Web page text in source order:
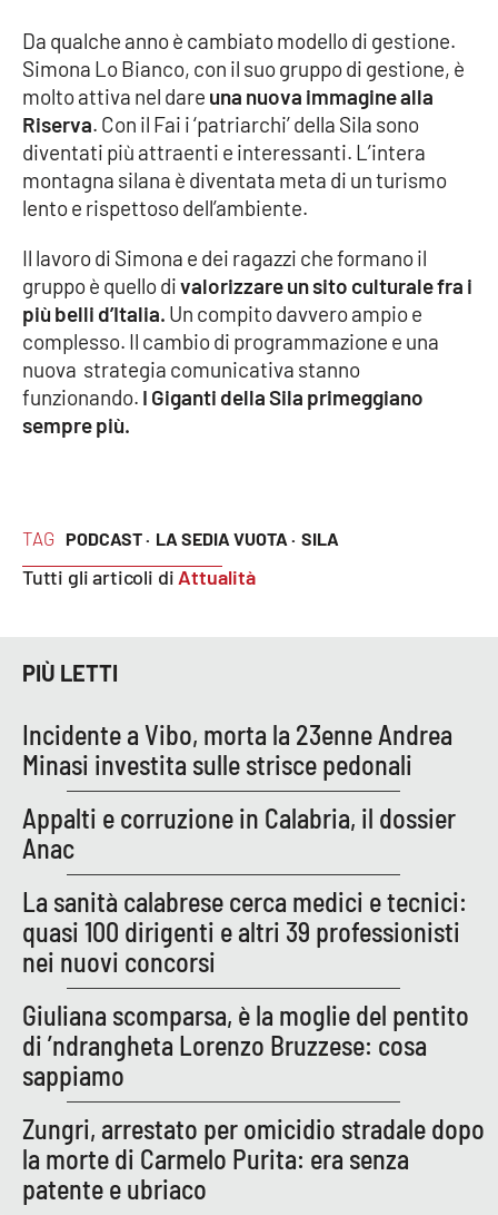
Parchi Marini Calabria
Leggendo Alvaro insieme
Imprese Di Calabria
Le perfidie di Antonella Grippo
Venti di comunicazione
STREAMING
LaC TV
LaC OnAir
Catanzaro
Crotone
Vibo Valentia
Reggio Calabria
Cosenza
Lamezia Terme
PROGETTI
SPECIALI
Buona Sanità Calabria
LA
CALABRIAVISIONE
TAG PODCAST · LA SEDIA VUOTA · SILA
Tutti gli articoli diAttualità
Da qualche anno è cambiato modello di gestione.
Simona Lo Bianco, con il suo gruppo di gestione, è
molto attiva nel dare una nuova immagine alla
Riserva. Con il Fai i ‘patriarchi’ della Sila sono
diventati più attraenti e interessanti. L’intera
montagna silana è diventata meta di un turismo
lento e rispettoso dell’ambiente.
Il lavoro di Simona e dei ragazzi che formano il
gruppo è quello divalorizzare un sito culturale fra i
più belli d’Italia. Un compito davvero ampio e
complesso. Il cambio di programmazione e una
nuova strategia comunicativa stanno
funzionando. I Giganti della Sila primeggiano
sempre più.
PIÙ LETTI
Incidente a Vibo, morta la 23enne Andrea
Minasi investita sulle strisce pedonali
Appalti e corruzione in Calabria, il dossier
Anac
La sanità calabrese cerca medici e tecnici:
quasi 100 dirigenti e altri 39 professionisti
nei nuovi concorsi
Giuliana scomparsa, è la moglie del pentito
di ’ndrangheta Lorenzo Bruzzese: cosa
sappiamo
Zungri, arrestato per omicidio stradale dopo
la morte di Carmelo Purita: era senza
patente e ubriaco